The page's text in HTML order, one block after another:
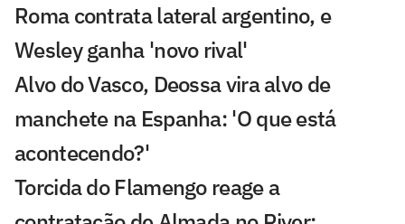
Roma contrata lateral argentino, e
Wesley ganha 'novo rival'
Alvo do Vasco, Deossa vira alvo de
manchete na Espanha: 'O que está
acontecendo?'
Torcida do Flamengo reage a